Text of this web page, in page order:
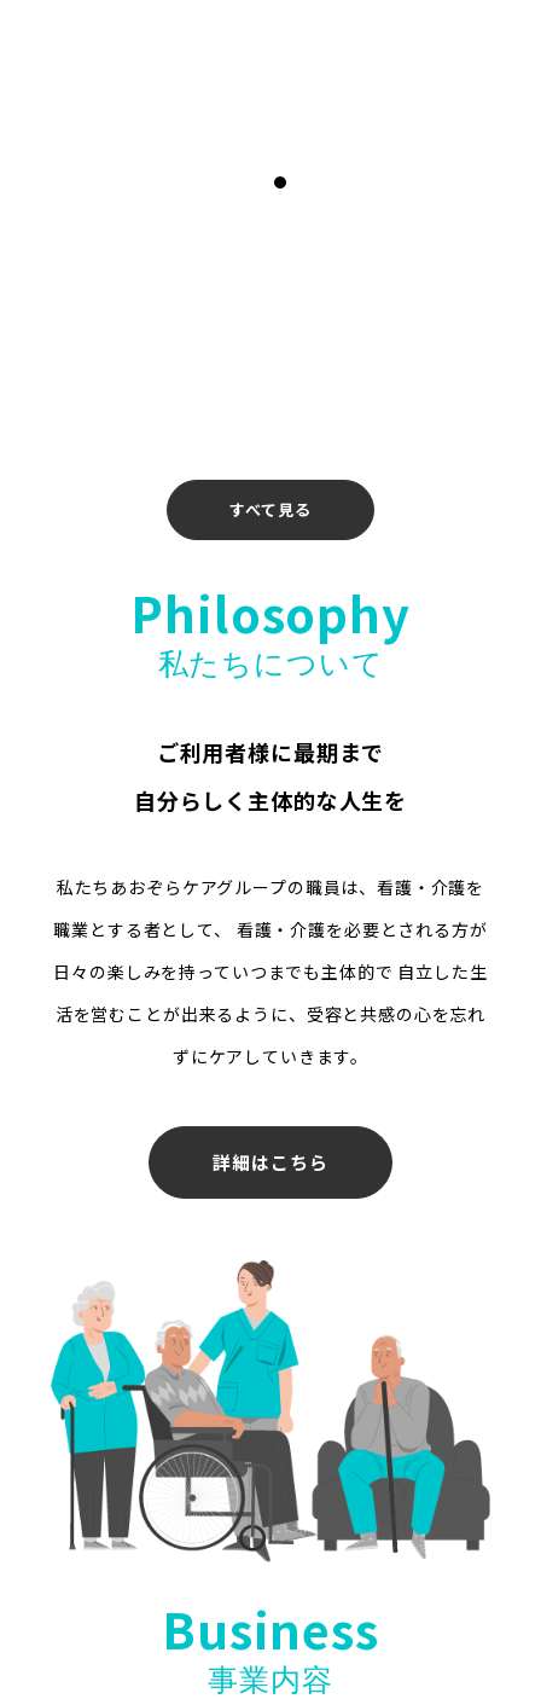
【求人情報】訪問看護スタッフ「入社お祝い金
すべて見る
Philosophy
私たちについて
ご利用者様に最期まで
自分らしく主体的な人生を
私たちあおぞらケアグループの職員は、看護・介護を
職業とする者として、
看護・介護を必要とされる方が
日々の楽しみを持っていつまでも主体的で 自立した生
活を営むことが出来るように、受容と共感の心を忘れ
ずにケアしていきます。
詳細はこちら
Business
事業内容